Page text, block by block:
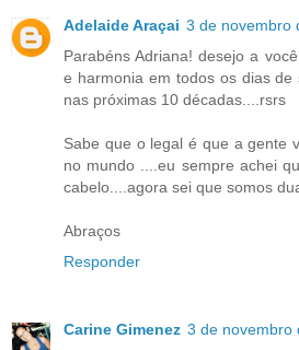
Adelaide Araçai 3 de novembro
Parabéns Adriana! desejo a
e harmonia em todos os dias
nas próximas 10 décadas....rsrs
Sabe que o legal é que a gente
no mundo ....eu sempre achei
cabelo....agora sei que somos
Abraços
Responder
Carine Gimenez 3 de novembro